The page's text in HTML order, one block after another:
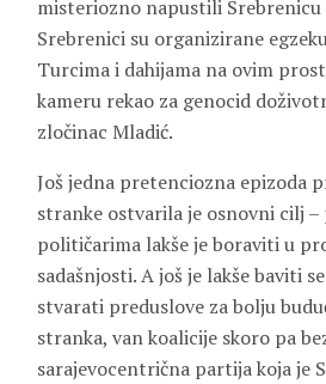
misteriozno napustili Srebrenicu
Srebrenici su organizirane
Turcima i dahijama na ovim
kameru rekao za genocid
zločinac Mladić.
Još jedna pretenciozna epizoda
stranke ostvarila je osnovni cilj
političarima lakše je boraviti u
sadašnjosti. A još je lakše baviti
stvarati preduslove za bolju
stranka, van koalicije skoro pa
sarajevocentrična partija koja je